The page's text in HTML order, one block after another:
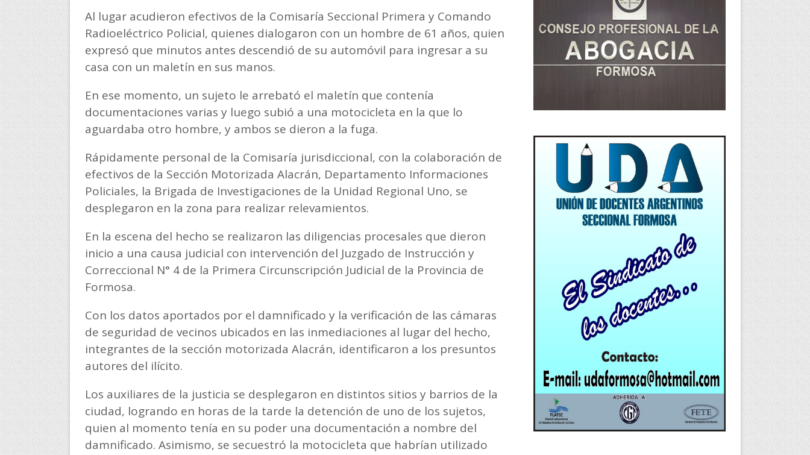
Al lugar acudieron efectivos de la Comisaría Seccional Primera y Comando
Radioeléctrico Policial, quienes dialogaron con un hombre de 61 años, quien
expresó que minutos antes descendió de su automóvil para ingresar a su
casa con un maletín en sus manos.
En ese momento, un sujeto le arrebató el maletín que contenía
documentaciones varias y luego subió a una motocicleta en la que lo
aguardaba otro hombre, y ambos se dieron a la fuga.
Rápidamente personal de la Comisaría jurisdiccional, con la colaboración de
efectivos de la Sección Motorizada Alacrán, Departamento Informaciones
Policiales, la Brigada de Investigaciones de la Unidad Regional Uno, se
desplegaron en la zona para realizar relevamientos.
En la escena del hecho se realizaron las diligencias procesales que dieron
inicio a una causa judicial con intervención del Juzgado de Instrucción y
Correccional N° 4 de la Primera Circunscripción Judicial de la Provincia de
Formosa.
Con los datos aportados por el damnificado y la verificación de las cámaras
de seguridad de vecinos ubicados en las inmediaciones al lugar del hecho,
integrantes de la sección motorizada Alacrán, identificaron a los presuntos
autores del ilícito.
Los auxiliares de la justicia se desplegaron en distintos sitios y barrios de la
ciudad, logrando en horas de la tarde la detención de uno de los sujetos,
quien al momento tenía en su poder una documentación a nombre del
damnificado. Asimismo, se secuestró la motocicleta que habrían utilizado